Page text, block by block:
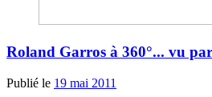
Roland Garros à 360°... vu
Publié le 19 mai 2011